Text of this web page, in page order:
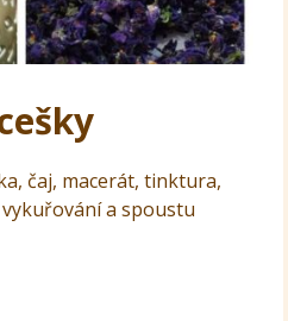
čaj, macerát, tinktura,
a spoustu